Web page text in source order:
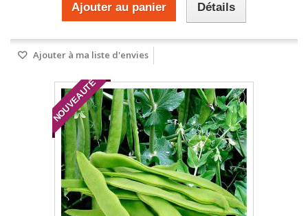
Ajouter au panier Détails
Ajouter à ma liste d'envies
NOUVEAUTÉ